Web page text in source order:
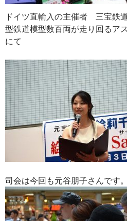
ドイツ直輸入の主催者 三宝
型鉄道模型数百両が走り回るア
にて
司会は今回も元谷朋子さんです。